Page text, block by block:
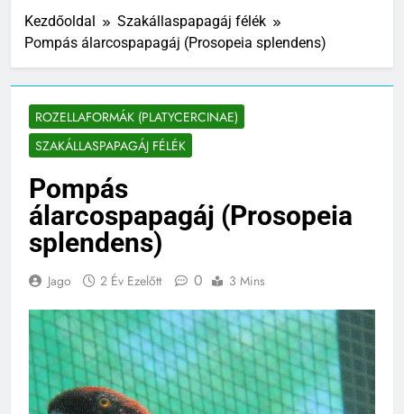
Kezdőoldal
Szakállaspapagáj félék
Pompás álarcospapagáj (Prosopeia splendens)
ROZELLAFORMÁK (PLATYCERCINAE)
SZAKÁLLASPAPAGÁJ FÉLÉK
Pompás
álarcospapagáj (Prosopeia
splendens)
Jago 2 Év Ezelőtt 0 3 Mins